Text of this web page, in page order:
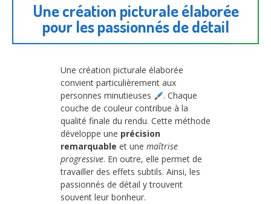
Une création picturale élaborée
pour les passionnés de détail
Une création picturale élaborée
convient particulièrement aux
personnes minutieuses
. Chaque
couche de couleur contribue à la
qualité finale du rendu. Cette méthode
développe une précision
remarquable et une maîtrise
progressive. En outre, elle permet de
travailler des effets subtils. Ainsi, les
passionnés de détail y trouvent
souvent leur bonheur.